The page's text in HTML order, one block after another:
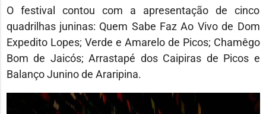
O festival contou com a apresentação de cinco
quadrilhas juninas: Quem Sabe Faz Ao Vivo de Dom
Expedito Lopes; Verde e Amarelo de Picos; Chamêgo
Bom de Jaicós; Arrastapé dos Caipiras de Picos e
Balanço Junino de Araripina.